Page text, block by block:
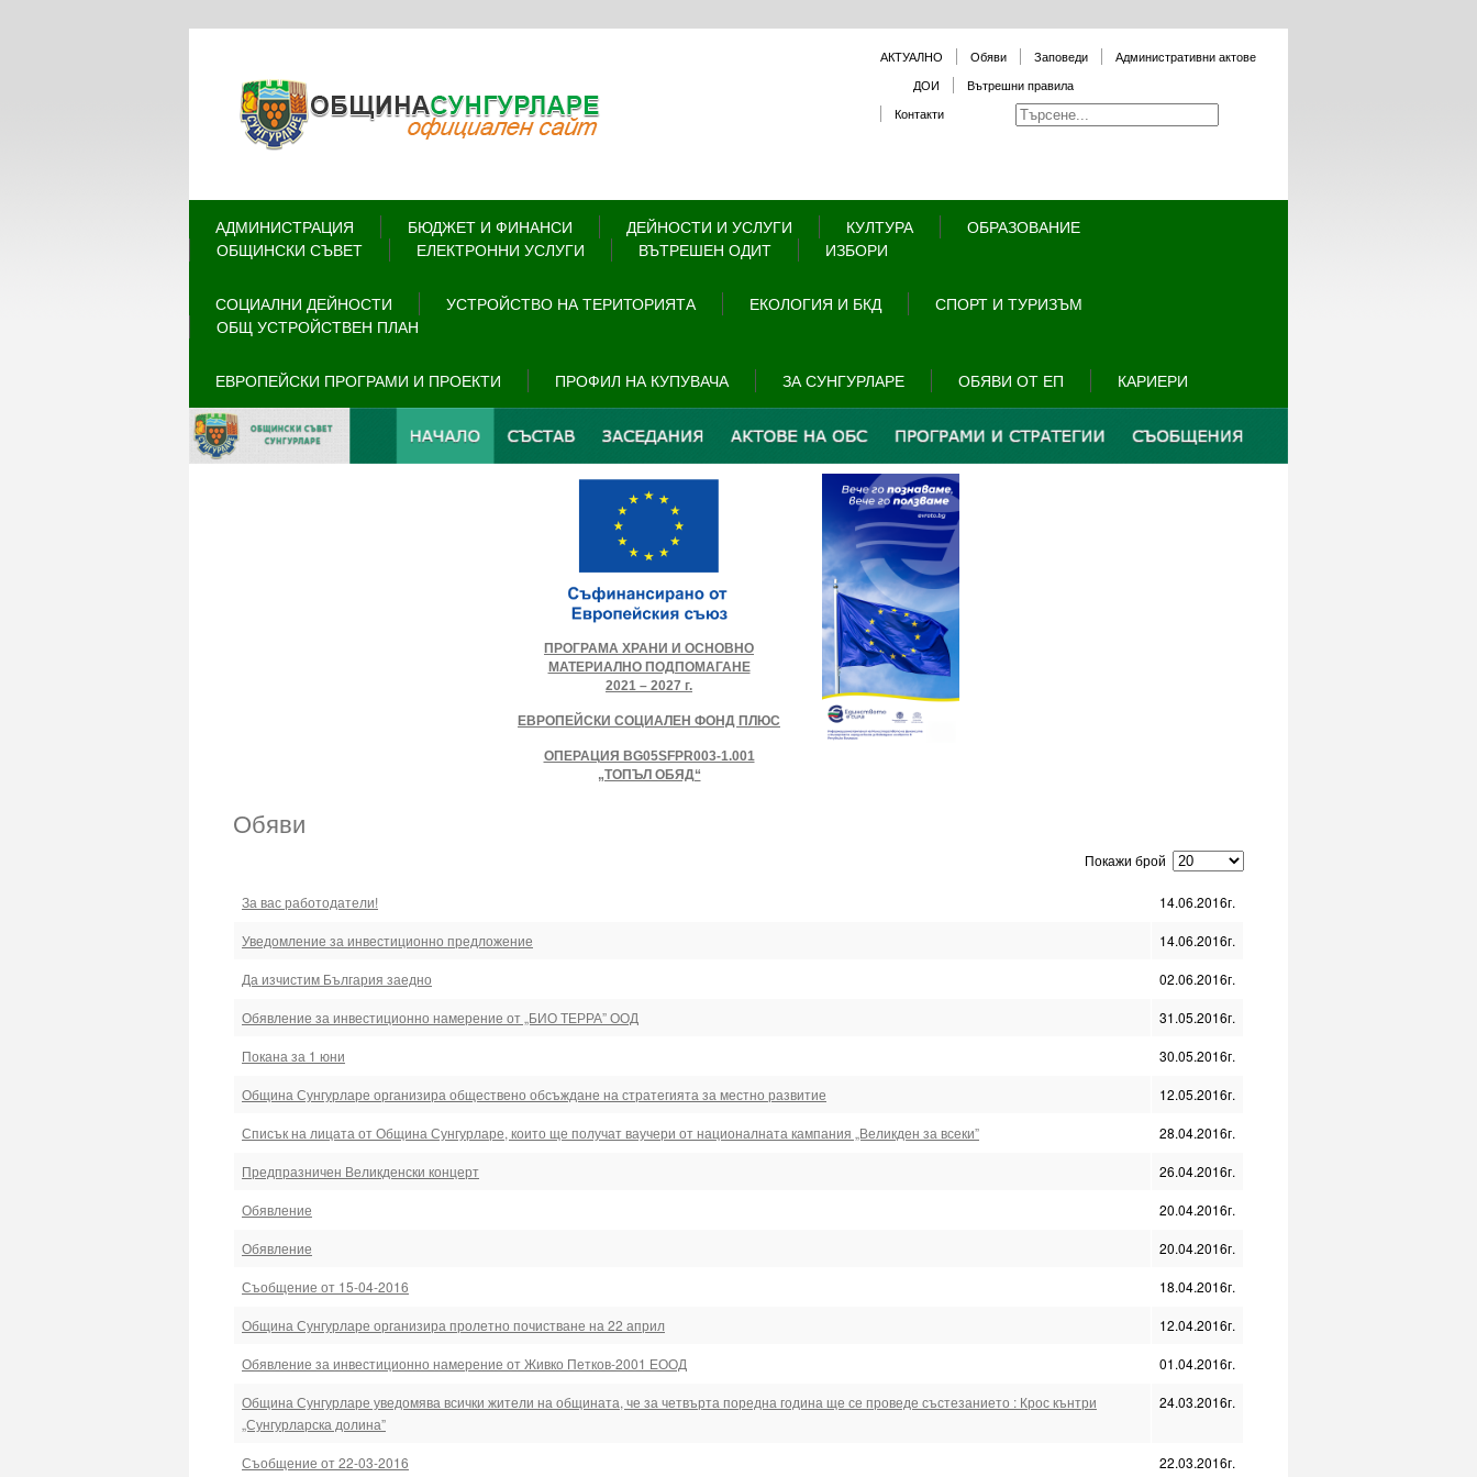
АКТУАЛНО Обяви Заповеди
Административни актове
ДОИ
Вътрешни правила
Контакти
АДМИНИСТРАЦИЯ БЮДЖЕТ И ФИНАНСИ ДЕЙНОСТИ И УСЛУГИ КУЛТУРА
ОБРАЗОВАНИЕ
ОБЩИНСКИ СЪВЕТ
ЕЛЕКТРОННИ УСЛУГИ ВЪТРЕШЕН ОДИТ ИЗБОРИ
СОЦИАЛНИ ДЕЙНОСТИ УСТРОЙСТВО НА ТЕРИТОРИЯТА ЕКОЛОГИЯ И БКД
СПОРТ И ТУРИЗЪМ
ОБЩ УСТРОЙСТВЕН ПЛАН
ЕВРОПЕЙСКИ ПРОГРАМИ И ПРОЕКТИ ПРОФИЛ НА КУПУВАЧА ЗА СУНГУРЛАРЕ ОБЯВИ ОТ ЕП КАРИЕРИ
ПРОГРАМА ХРАНИ И ОСНОВНО
МАТЕРИАЛНО ПОДПОМАГАНЕ
2021 – 2027 г.
ЕВРОПЕЙСКИ СОЦИАЛЕН ФОНД ПЛЮС
ОПЕРАЦИЯ BG05SFPR003-1.001
„ТОПЪЛ ОБЯД“
Обяви
Покажи брой
За вас работодатели! 14.06.2016г.
Уведомление за инвестиционно предложение 14.06.2016г.
Да изчистим България заедно 02.06.2016г.
Обявление за инвестиционно намерение от „БИО ТЕРРА” ООД 31.05.2016г.
Покана за 1 юни 30.05.2016г.
Община Сунгурларе организира обществено обсъждане на стратегията за местно развитие 12.05.2016г.
Списък на лицата от Община Сунгурларе, които ще получат ваучери от националната кампания „Великден за всеки” 28.04.2016г.
Предпразничен Великденски концерт 26.04.2016г.
Обявление 20.04.2016г.
Обявление 20.04.2016г.
Съобщение от 15-04-2016 18.04.2016г.
Община Сунгурларе организира пролетно почистване на 22 април 12.04.2016г.
Обявление за инвестиционно намерение от Живко Петков-2001 ЕООД 01.04.2016г.
Община Сунгурларе уведомява всички жители на общината, че за четвърта поредна година ще се проведе състезанието : Крос кънтри
„Сунгурларска долина”
24.03.2016г.
Съобщение от 22-03-2016 22.03.2016г.